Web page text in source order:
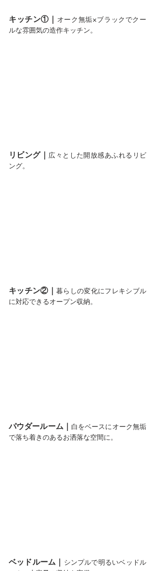
キッチン①｜ オーク無垢×ブラックでクー
ルな雰囲気の造作キッチン。
リビング｜ 広々とした開放感あふれるリビ
ング。
キッチン②｜ 暮らしの変化にフレキシブル
に対応できるオープン収納。
パウダールーム｜ 白をベースにオーク無垢
で落ち着きのあるお洒落な空間に。
ベッドルーム｜ シンプルで明るいベッドル